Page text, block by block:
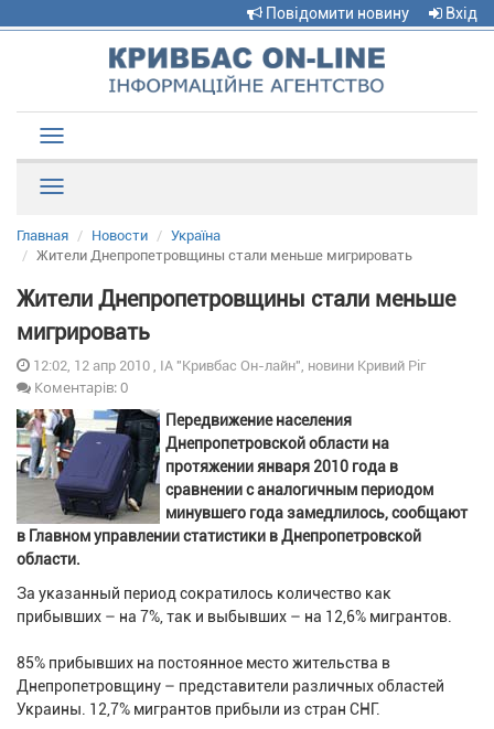
Повідомити новину Вхід
navigation
Главная Новости
Україна
Жители Днепропетровщины стали меньше мигрировать
Жители Днепропетровщины стали меньше
мигрировать
12:02, 12 апр 2010 , ІА "Кривбас Он-лайн", новини Кривий Ріг
Коментарів: 0
Передвижение населения
Днепропетровской области на
протяжении января 2010 года в
сравнении с аналогичным периодом
минувшего года замедлилось, сообщают
в Главном управлении статистики в Днепропетровской
области.
За указанный период сократилось количество как
прибывших – на 7%, так и выбывших – на 12,6% мигрантов.
85% прибывших на постоянное место жительства в
Днепропетровщину – представители различных областей
Украины. 12,7% мигрантов прибыли из стран СНГ.